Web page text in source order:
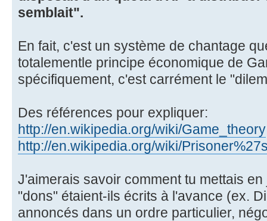
semblait".
En fait, c'est un système de chantage
totalementle principe économique de
spécifiquement, c'est carrément le
Des références pour expliquer:
http://en.wikipedia.org/wiki/Game_theory
http://en.wikipedia.org/wiki/
J'aimerais savoir comment tu mettais
"dons" étaient-ils écrits à l'avance (ex.
annoncés dans un ordre particulier,